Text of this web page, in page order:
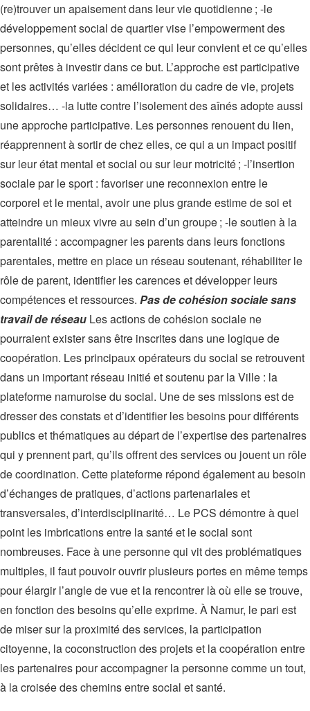
(re)trouver un apaisement dans leur vie quotidienne ; -le
développement social de quartier vise l’empowerment des
personnes, qu’elles décident ce qui leur convient et ce qu’elles
sont prêtes à investir dans ce but. L’approche est participative
et les activités variées : amélioration du cadre de vie, projets
solidaires… -la lutte contre l’isolement des aînés adopte aussi
une approche participative. Les personnes renouent du lien,
réapprennent à sortir de chez elles, ce qui a un impact positif
sur leur état mental et social ou sur leur motricité ; -l’insertion
sociale par le sport : favoriser une reconnexion entre le
corporel et le mental, avoir une plus grande estime de soi et
atteindre un mieux vivre au sein d’un groupe ; -le soutien à la
parentalité : accompagner les parents dans leurs fonctions
parentales, mettre en place un réseau soutenant, réhabiliter le
rôle de parent, identifier les carences et développer leurs
compétences et ressources. Pas de cohésion sociale sans
travail de réseau Les actions de cohésion sociale ne
pourraient exister sans être inscrites dans une logique de
coopération. Les principaux opérateurs du social se retrouvent
dans un important réseau initié et soutenu par la Ville : la
plateforme namuroise du social. Une de ses missions est de
dresser des constats et d’identifier les besoins pour différents
publics et thématiques au départ de l’expertise des partenaires
qui y prennent part, qu’ils offrent des services ou jouent un rôle
de coordination. Cette plateforme répond également au besoin
d’échanges de pratiques, d’actions partenariales et
transversales, d’interdisciplinarité… Le PCS démontre à quel
point les imbrications entre la santé et le social sont
nombreuses. Face à une personne qui vit des problématiques
multiples, il faut pouvoir ouvrir plusieurs portes en même temps
pour élargir l’angle de vue et la rencontrer là où elle se trouve,
en fonction des besoins qu’elle exprime. À Namur, le pari est
de miser sur la proximité des services, la participation
citoyenne, la coconstruction des projets et la coopération entre
les partenaires pour accompagner la personne comme un tout,
à la croisée des chemins entre social et santé.